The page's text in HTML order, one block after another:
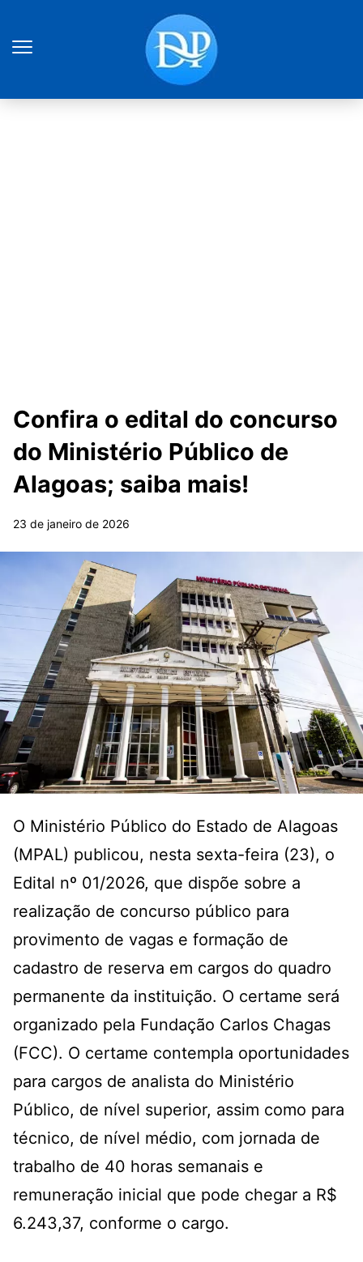
Confira o edital do concurso
do Ministério Público de
Alagoas; saiba mais!
23 de janeiro de 2026
O Ministério Público do Estado de Alagoas
(MPAL) publicou, nesta sexta-feira (23), o
Edital nº 01/2026, que dispõe sobre a
realização de concurso público para
provimento de vagas e formação de
cadastro de reserva em cargos do quadro
permanente da instituição. O certame será
organizado pela Fundação Carlos Chagas
(FCC). O certame contempla oportunidades
para cargos de analista do Ministério
Público, de nível superior, assim como para
técnico, de nível médio, com jornada de
trabalho de 40 horas semanais e
remuneração inicial que pode chegar a R$
6.243,37, conforme o cargo.